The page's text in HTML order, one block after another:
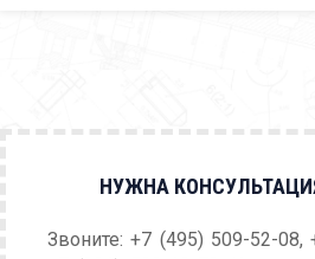
НУЖНА
Звоните: +7 (495) 509-52-08,